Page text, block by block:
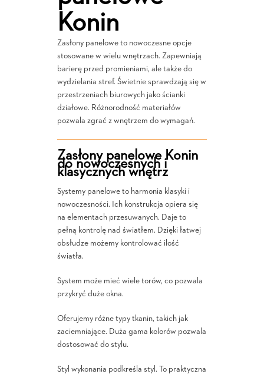
Konin
Zasłony panelowe to nowoczesne opcje
stosowane w wielu wnętrzach. Zapewniają
barierę przed promieniami, ale także do
wydzielania stref. Świetnie sprawdzają się w
przestrzeniach biurowych jako ścianki
działowe. Różnorodność materiałów
pozwala zgrać z wnętrzem do wymagań.
Zasłony panelowe Konin
do nowoczesnych i
klasycznych wnętrz
Systemy panelowe to harmonia klasyki i
nowoczesności. Ich konstrukcja opiera się
na elementach przesuwanych. Daje to
pełną kontrolę nad światłem. Dzięki łatwej
obsłudze możemy kontrolować ilość
światła.
System może mieć wiele torów, co pozwala
przykryć duże okna.
Oferujemy różne typy tkanin, takich jak
zaciemniające. Duża gama kolorów pozwala
dostosować do stylu.
Styl wykonania podkreśla styl. To praktyczna